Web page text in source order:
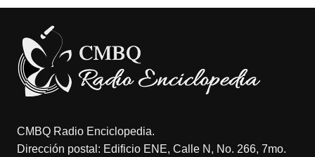
CMBQ Radio Enciclopedia.
Dirección postal: Edificio ENE, Calle N, No. 266, 7mo.